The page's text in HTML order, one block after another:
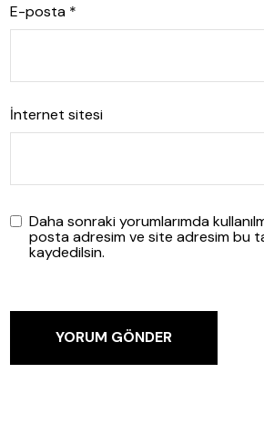
E-posta *
İnternet sitesi
Daha sonraki yorumlarımda
posta adresim ve site adresim bu
kaydedilsin.
YORUM GÖNDER